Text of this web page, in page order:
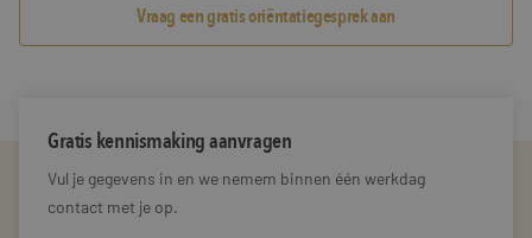
Vraag een gratis oriëntatiegesprek aan
Gratis kennismaking aanvragen
Vul je gegevens in en we nemem binnen één werkdag
contact met je op.